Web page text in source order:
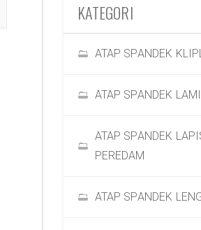
KATEGORI
ATAP SPANDEK
ATAP SPANDEK
ATAP SPANDEK
PEREDAM
ATAP SPANDEK